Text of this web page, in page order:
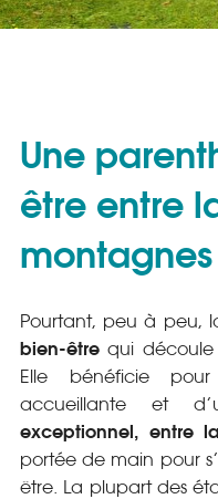
Une
être entre
montagnes
Pourtant, peu à peu,
bien-êtrequi
Elle bénéficie
accueillante et
exceptionnel, entre
portée de main pour
être. La plupart des